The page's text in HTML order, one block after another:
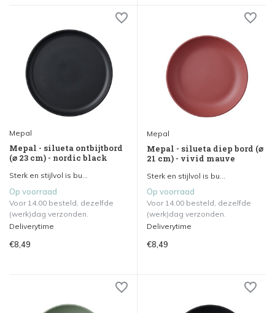
Mepal
Mepal - silueta ontbijtbord
(⌀ 23 cm) - nordic black
Sterk en stijlvol is bu...
Op voorraad
Voor 14.00 besteld, dezelfde
(werk)dag verzonden.
Deliverytime
€8,49
Mepal
Mepal - silueta diep bord (⌀
21 cm) - vivid mauve
Sterk en stijlvol is bu...
Op voorraad
Voor 14.00 besteld, dezelfde
(werk)dag verzonden.
Deliverytime
€8,49